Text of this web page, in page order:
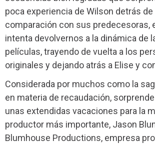
poca experiencia de Wilson detrás de
comparación con sus predecesoras,
intenta devolvernos a la dinámica de
películas, trayendo de vuelta a los
originales y dejando atrás a Elise y
Considerada por muchos como la
en materia de recaudación,
unas extendidas vacaciones para la
productor más importante, Jason
Blumhouse Productions, empresa